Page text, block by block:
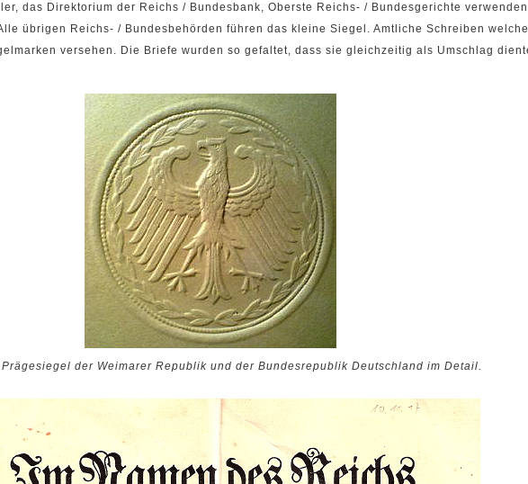
das Direktorium der Reichs / Bundesbank, Oberste Reichs- / Bundesgerichte
übrigen Reichs- / Bundesbehörden führen das kleine Siegel. Amtliche Schreiben
versehen. Die Briefe wurden so gefaltet, dass sie gleichzeitig als Umschlag
der Weimarer Republik und der Bundesrepublik Deutschland im Detail.